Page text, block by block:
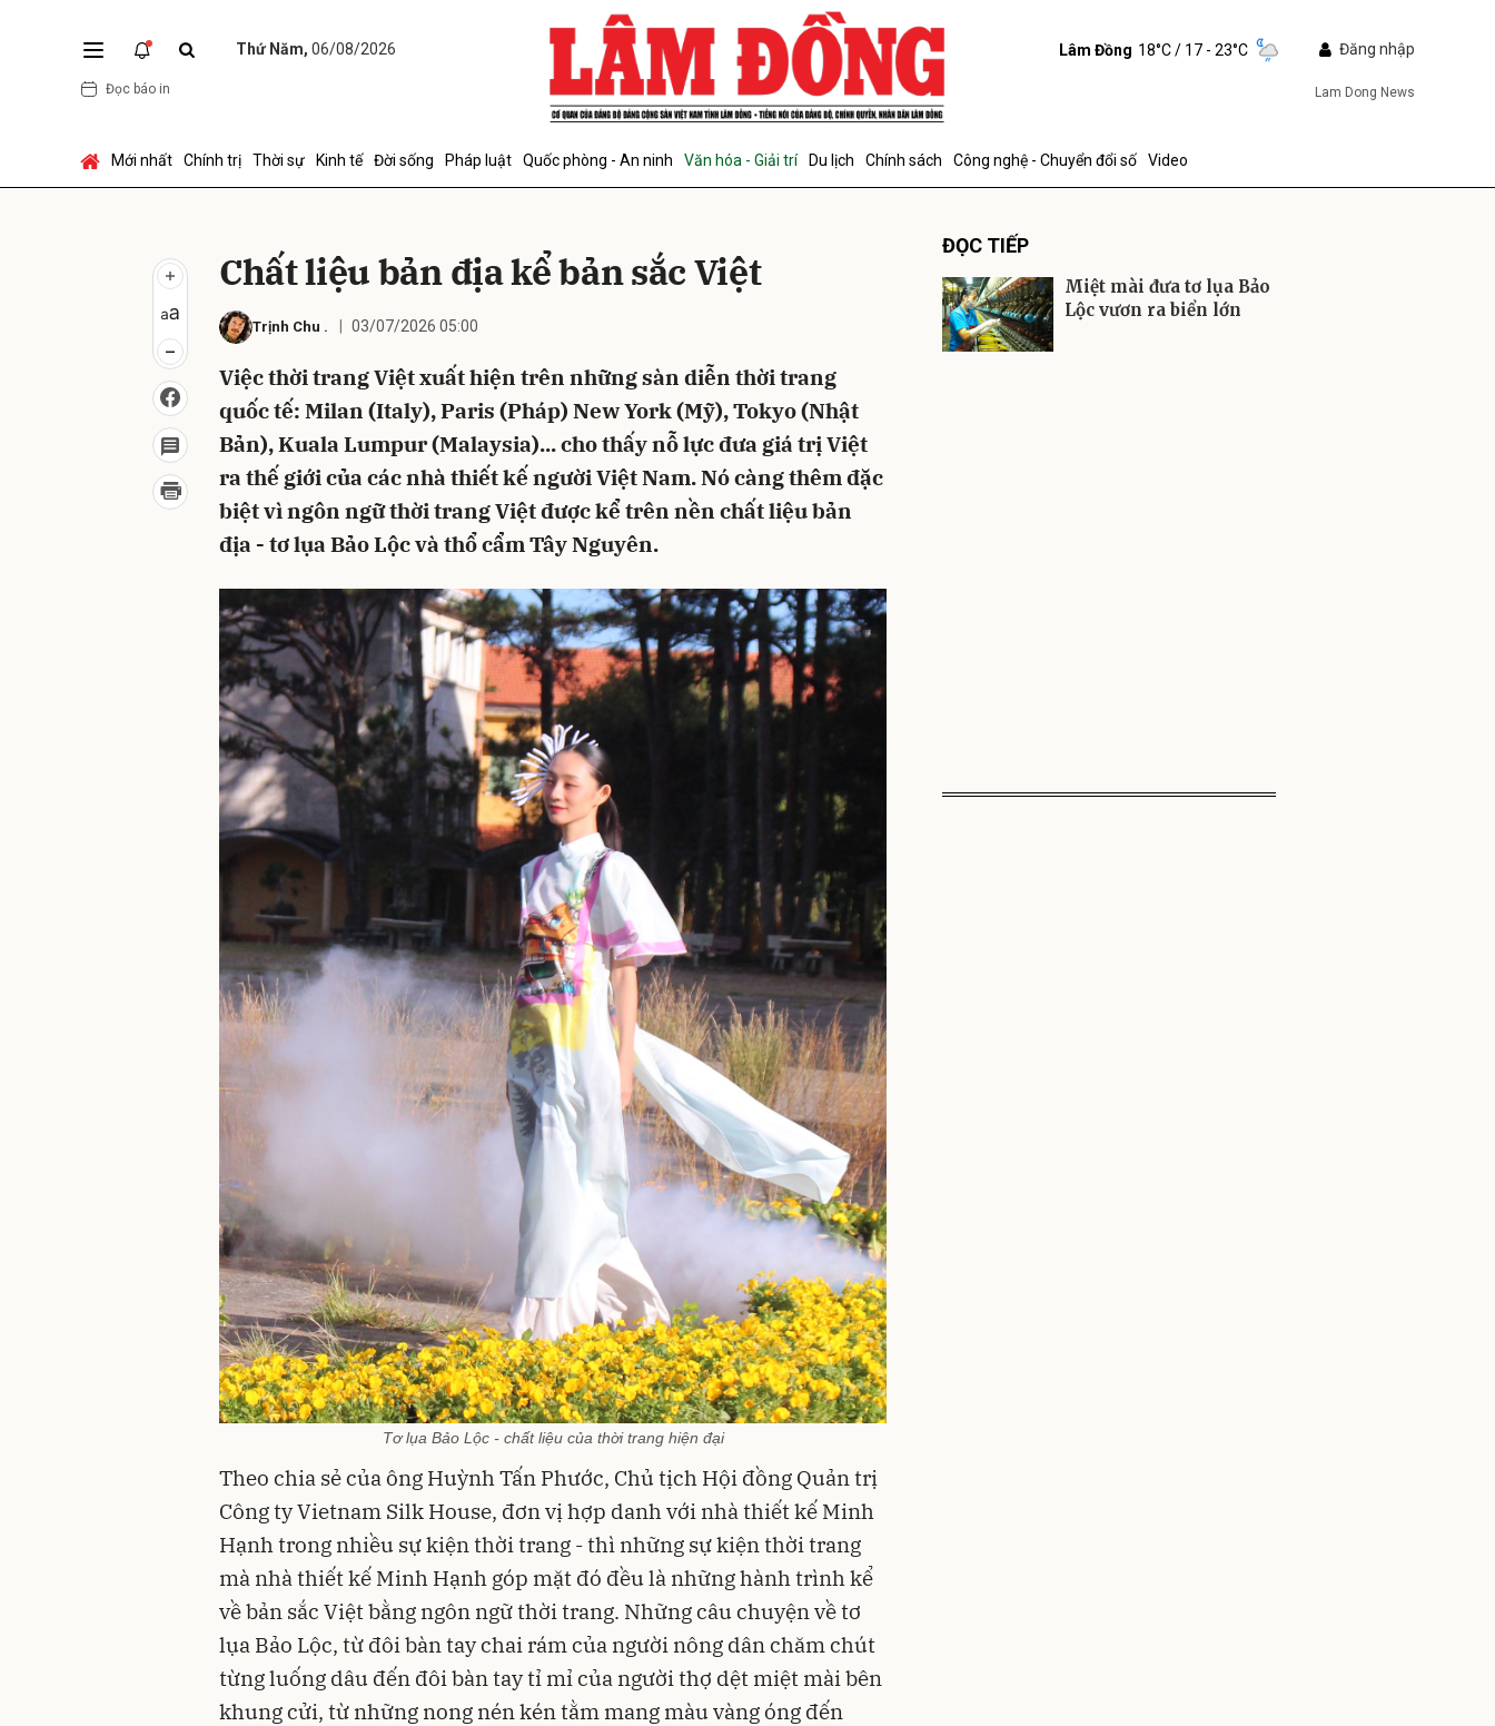
Thứ Năm, 06/08/2026
Đọc báo in
Lâm Đồng 18°C/ 17 - 23°C Đăng nhập
Lam Dong News
Mới nhất Chính trị Thời sự Kinh tế Đời sống Pháp luật Quốc phòng - An ninh Văn hóa - Giải trí Du lịch Chính sách Công nghệ - Chuyển đổi số Video
Chất liệu bản địa kể bản sắc Việt
Trịnh Chu . 03/07/2026 05:00
Việc thời trang Việt xuất hiện trên những sàn diễn thời trang
quốc tế: Milan (Italy), Paris (Pháp) New York (Mỹ), Tokyo (Nhật
Bản), Kuala Lumpur (Malaysia)... cho thấy nỗ lực đưa giá trị Việt
ra thế giới của các nhà thiết kế người Việt Nam. Nó càng thêm đặc
biệt vì ngôn ngữ thời trang Việt được kể trên nền chất liệu bản
địa - tơ lụa Bảo Lộc và thổ cẩm Tây Nguyên.
Tơ lụa Bảo Lộc - chất liệu của thời trang hiện đại
Theo chia sẻ của ông Huỳnh Tấn Phước, Chủ tịch Hội đồng Quản trị
Công ty Vietnam Silk House, đơn vị hợp danh với nhà thiết kế Minh
Hạnh trong nhiều sự kiện thời trang - thì những sự kiện thời trang
mà nhà thiết kế Minh Hạnh góp mặt đó đều là những hành trình kể
về bản sắc Việt bằng ngôn ngữ thời trang. Những câu chuyện về tơ
lụa Bảo Lộc, từ đôi bàn tay chai rám của người nông dân chăm chút
từng luống dâu đến đôi bàn tay tỉ mỉ của người thợ dệt miệt mài bên
khung cửi, từ những nong nén kén tằm mang màu vàng óng đến
ĐỌC TIẾP
Miệt mài đưa tơ lụa Bảo
Lộc vươn ra biển lớn
Gửi bình luận